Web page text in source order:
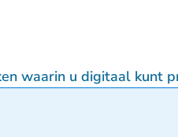
waarin u digitaal kunt